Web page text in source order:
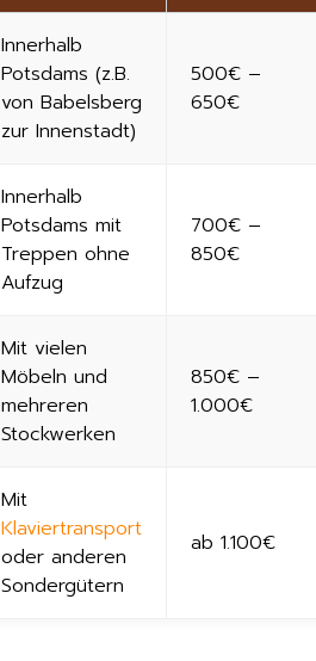
Innerhalb
Potsdams (z.B.
von Babelsberg
zur Innenstadt)
500€ –
650€
Innerhalb
Potsdams mit
Treppen ohne
Aufzug
700€ –
850€
Mit vielen
Möbeln und
mehreren
Stockwerken
850€ –
1.000€
Mit
Klaviertransport
oder anderen
Sondergütern
ab 1.100€